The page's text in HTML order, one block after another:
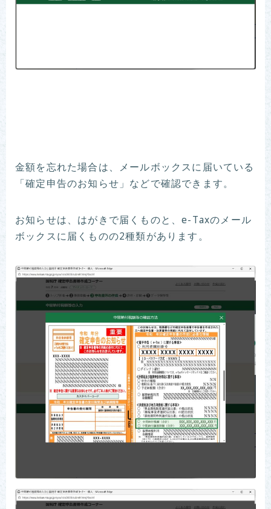
Follow Me
金額を忘れた場合は、メールボックスに届いている
「確定申告のお知らせ」などで確認できます。
お知らせは、はがきで届くものと、e-Taxのメール
ボックスに届くものの2種類があります。